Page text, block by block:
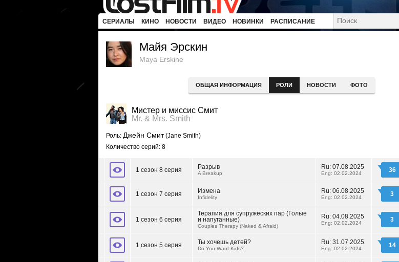
СЕРИАЛЫ КИНО НОВОСТИ ВИДЕО НОВИНКИ РАСПИСАНИЕ
Майя Эрскин
Maya Erskine
ОБЩАЯ ИНФОРМАЦИЯ РОЛИ НОВОСТИ ФОТО
Мистер и миссис Смит
Mr. & Mrs. Smith
Роль: Джейн Смит(Jane Smith)
Количество серий: 8
1 сезон 8 серия Разрыв
A Breakup
Ru: 07.08.2025
Eng: 02.02.2024 36
1 сезон 7 серия Измена
Infidelity
Ru: 06.08.2025
Eng: 02.02.2024 3
1 сезон 6 серия
Терапия для супружеских пар (Голые
и напуганные)
Couples Therapy (Naked & Afraid)
Ru: 04.08.2025
Eng: 02.02.2024 3
1 сезон 5 серия Ты хочешь детей?
Do You Want Kids?
Ru: 31.07.2025
Eng: 02.02.2024 14